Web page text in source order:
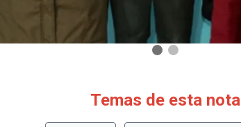
Temas de esta nota